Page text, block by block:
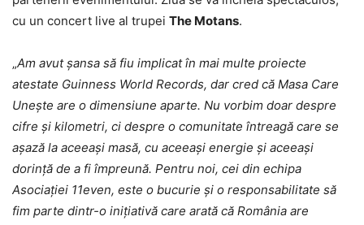
cu un concert live al trupei The Motans.
„Am avut șansa să fiu implicat în mai multe proiecte
atestate Guinness World Records, dar cred că Masa Care
Unește are o dimensiune aparte. Nu vorbim doar despre
cifre și kilometri, ci despre o comunitate întreagă care se
așază la aceeași masă, cu aceeași energie și aceeași
dorință de a fi împreună. Pentru noi, cei din echipa
Asociației 11even, este o bucurie și o responsabilitate să
fim parte dintr-o inițiativă care arată că România are